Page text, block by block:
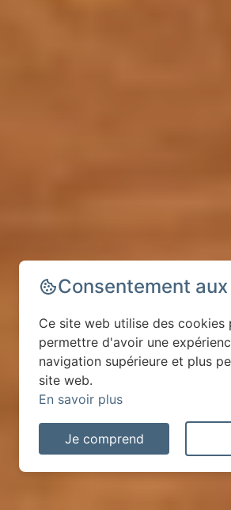
Consentement
Ce site web utilise des cookies
permettre d'avoir une
navigation supérieure et plus
site web.
En savoir plus
Je comprend